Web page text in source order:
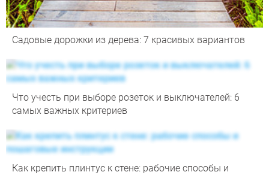
Садовые дорожки из дерева: 7 красивых вариантов
Что учесть при выборе розеток и выключателей: 6
самых важных критериев
Как крепить плинтус к стене: рабочие способы и